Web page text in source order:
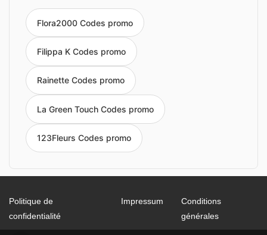
Flora2000 Codes promo
Filippa K Codes promo
Rainette Codes promo
La Green Touch Codes promo
123Fleurs Codes promo
Politique de
confidentialité
Impressum
Conditions
générales